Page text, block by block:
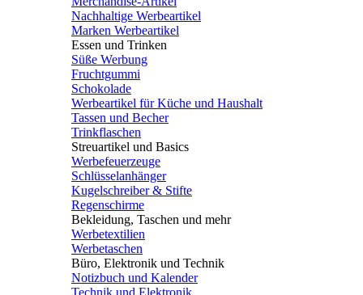
Nachhaltige Werbeartikel
Marken Werbeartikel
Essen und Trinken
Süße Werbung
Fruchtgummi
Schokolade
Werbeartikel für Küche und Haushalt
Tassen und Becher
Trinkflaschen
Streuartikel und Basics
Werbefeuerzeuge
Schlüsselanhänger
Kugelschreiber & Stifte
Regenschirme
Bekleidung, Taschen und mehr
Werbetextilien
Werbetaschen
Büro, Elektronik und Technik
Notizbuch und Kalender
Technik und Elektronik